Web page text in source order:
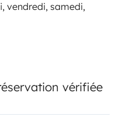
vendredi, samedi,
vérifiée